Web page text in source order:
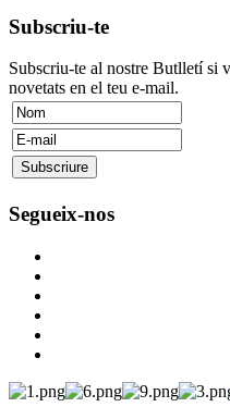
Subscriu-te
Subscriu-te al nostre Butlletí si
novetats en el teu e-mail.
Segueix-nos